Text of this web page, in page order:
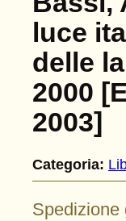
luce
delle
2000
2003]
Categoria:
Spedizione